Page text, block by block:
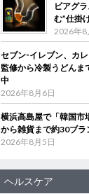
ビアグ
む”仕掛
2026年8
セブン‐イレブン、カ
監修から冷製うどんま
中
2026年8月6日
横浜高島屋で「韓国
から雑貨まで約30ブラ
2026年8月5日
ヘルスケア